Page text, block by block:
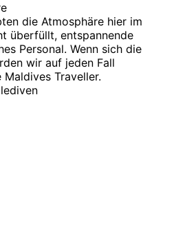
die Atmosphäre hier im
überfüllt, entspannende
Personal. Wenn sich die
wir auf jeden Fall
Traveller.